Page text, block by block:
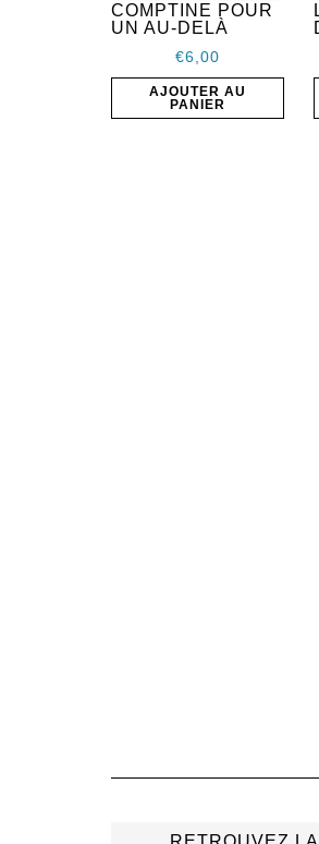
COMPTINE POUR
UN AU-DELÀ
€6,00
AJOUTER AU
PANIER